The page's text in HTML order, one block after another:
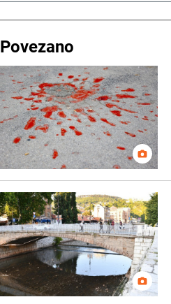
Povezano